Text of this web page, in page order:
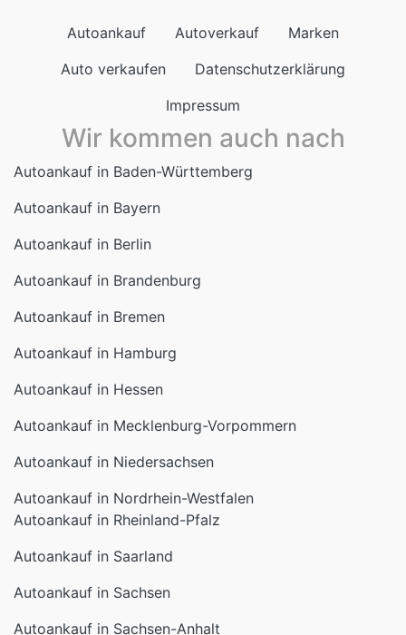
Wir kommen auch nach
Autoankauf in Baden-Württemberg
Autoankauf in Berlin
Autoankauf in Niedersachsen
Autoankauf in Rheinland-Pfalz